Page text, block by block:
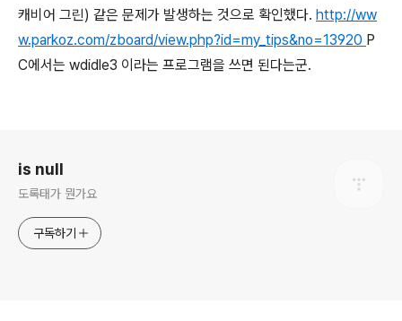
캐비어 그린) 같은 문제가 발생하는 것으로 확인했다. http://ww
w.parkoz.com/zboard/view.php?id=my_tips&no=13920 P
C에서는 wdidle3 이라는 프로그램을 쓰면 된다는군.
is null
도록태가 뭔가요
구독하기